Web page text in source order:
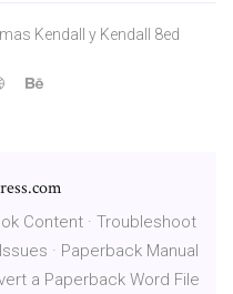
Kendall y Kendall 8ed
Content · Troubleshoot
· Paperback Manual
a Paperback Word File